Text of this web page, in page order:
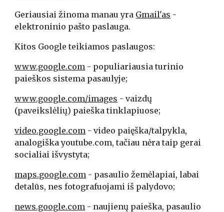
Geriausiai žinoma manau yra Gmail'as -
elektroninio pašto paslauga.
Kitos Google teikiamos paslaugos:
www.google.com - populiariausia turinio
paieškos sistema pasaulyje;
www.google.com/images - vaizdų
(paveikslėlių) paieška tinklapiuose;
video.google.com - video paięška/talpykla,
analogiška youtube.com, tačiau nėra taip gerai
socialiai išvystyta;
maps.google.com - pasaulio žemėlapiai, labai
detalūs, nes fotografuojami iš palydovo;
news.google.com - naujienų paieška, pasaulio